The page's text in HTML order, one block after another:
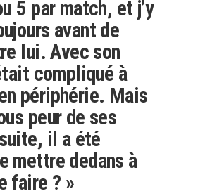
5 par match, et j’y
avant de
lui. Avec son
compliqué à
périphérie. Mais
peur de ses
il a été
mettre dedans à
faire ? »